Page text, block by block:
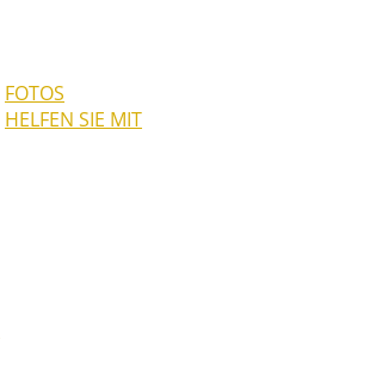
FOTOS
HELFEN SIE MIT